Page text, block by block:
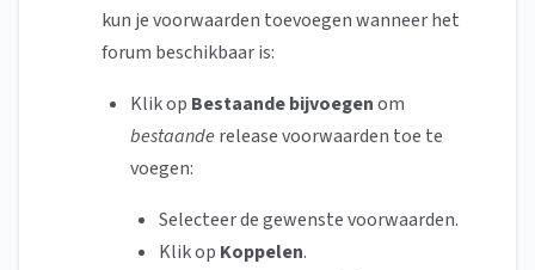
kun je voorwaarden toevoegen wanneer het
forum beschikbaar is:
Klik op Bestaande bijvoegenom
bestaande release voorwaarden toe te
voegen:
Selecteer de gewenste voorwaarden.
Klik op Koppelen.